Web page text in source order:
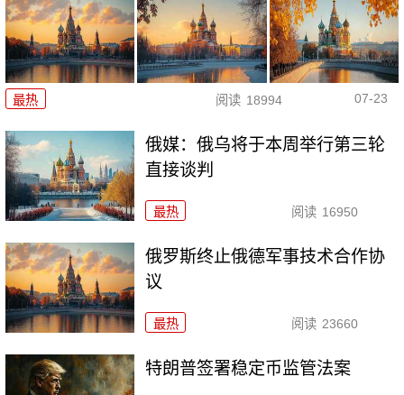
最热 阅读 18994 07-23
俄媒：俄乌将于本周举行第三轮
直接谈判
最热 阅读 16950
俄罗斯终止俄德军事技术合作协
议
最热 阅读 23660
特朗普签署稳定币监管法案